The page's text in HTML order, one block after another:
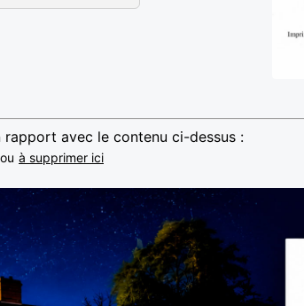
avec le contenu ci-dessus :
ou à supprimer ici